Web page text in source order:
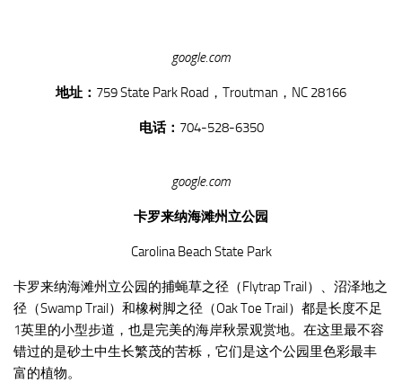
google.com
地址： 759 State Park Road，Troutman，NC 28166
电话： 704-528-6350
google.com
卡罗来纳海滩州立公园
Carolina Beach State Park
卡罗来纳海滩州立公园的捕蝇草之径（Flytrap Trail）、沼泽地之
径（Swamp Trail）和橡树脚之径（Oak Toe Trail）都是长度不足
1英里的小型步道，也是完美的海岸秋景观赏地。在这里最不容
错过的是砂土中生长繁茂的苦栎，它们是这个公园里色彩最丰
富的植物。